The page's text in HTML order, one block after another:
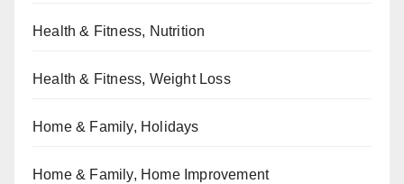
Health & Fitness, Nutrition
Health & Fitness, Weight Loss
Home & Family, Holidays
Home & Family, Home Improvement